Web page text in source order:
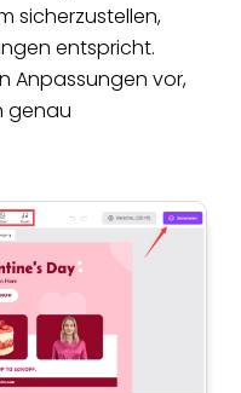
sicherzustellen,
entspricht.
Anpassungen vor,
genau